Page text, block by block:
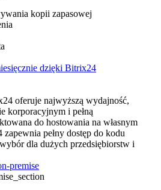
kopii zapasowej
dzięki Bitrix24
oferuje najwyższą wydajność,
korporacyjnym i pełną
do hostowania na własnym
pełny dostęp do kodu
dla dużych przedsiębiorstw i
premise